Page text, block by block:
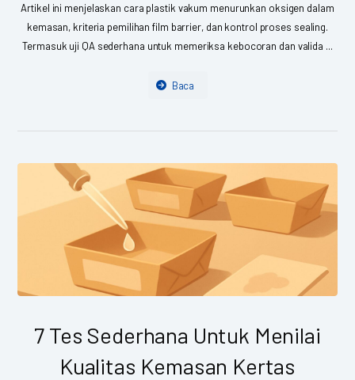
Artikel ini menjelaskan cara plastik vakum menurunkan oksigen dalam
kemasan, kriteria pemilihan film barrier, dan kontrol proses sealing.
Termasuk uji QA sederhana untuk memeriksa kebocoran dan valida ...
Baca
7 Tes Sederhana Untuk Menilai
Kualitas Kemasan Kertas